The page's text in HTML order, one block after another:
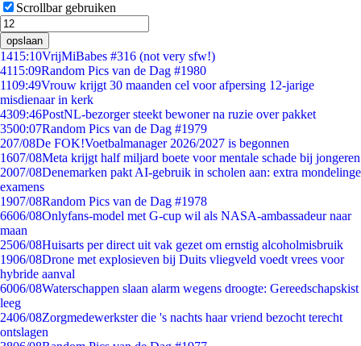
Scrollbar gebruiken
opslaan
1415:10VrijMiBabes #316 (not very sfw!)
4115:09Random Pics van de Dag #1980
1109:49Vrouw krijgt 30 maanden cel voor afpersing 12-jarige
misdienaar in kerk
4309:46PostNL-bezorger steekt bewoner na ruzie over pakket
3500:07Random Pics van de Dag #1979
207/08De FOK!Voetbalmanager 2026/2027 is begonnen
1607/08Meta krijgt half miljard boete voor mentale schade bij jongeren
2007/08Denemarken pakt AI-gebruik in scholen aan: extra mondelinge
examens
1907/08Random Pics van de Dag #1978
6606/08Onlyfans-model met G-cup wil als NASA-ambassadeur naar
maan
2506/08Huisarts per direct uit vak gezet om ernstig alcoholmisbruik
1906/08Drone met explosieven bij Duits vliegveld voedt vrees voor
hybride aanval
6006/08Waterschappen slaan alarm wegens droogte: Gereedschapskist
leeg
2406/08Zorgmedewerkster die 's nachts haar vriend bezocht terecht
ontslagen